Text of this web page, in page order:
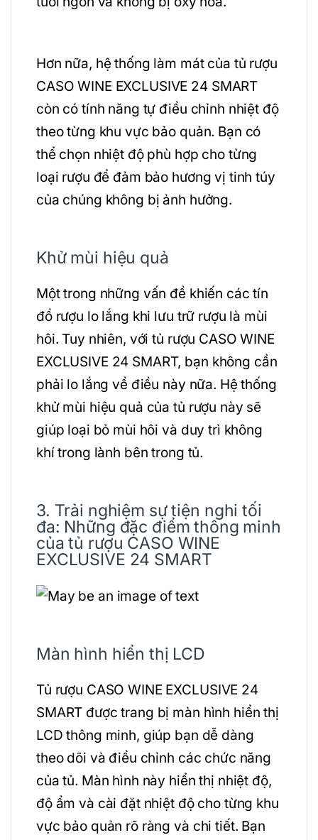
Hơn nữa, hệ thống làm mát của tủ rượu
CASO WINE EXCLUSIVE 24 SMART
còn có tính năng tự điều chỉnh nhiệt độ
theo từng khu vực bảo quản. Bạn có
thể chọn nhiệt độ phù hợp cho từng
loại rượu để đảm bảo hương vị tinh túy
của chúng không bị ảnh hưởng.
Khử mùi hiệu quả
Một trong những vấn đề khiến các tín
đồ rượu lo lắng khi lưu trữ rượu là mùi
hôi. Tuy nhiên, với tủ rượu CASO WINE
EXCLUSIVE 24 SMART, bạn không cần
phải lo lắng về điều này nữa. Hệ thống
khử mùi hiệu quả của tủ rượu này sẽ
giúp loại bỏ mùi hôi và duy trì không
khí trong lành bên trong tủ.
3. Trải nghiệm sự tiện nghi tối
đa: Những đặc điểm thông minh
của tủ rượu CASO WINE
EXCLUSIVE 24 SMART
Màn hình hiển thị LCD
Tủ rượu CASO WINE EXCLUSIVE 24
SMART được trang bị màn hình hiển thị
LCD thông minh, giúp bạn dễ dàng
theo dõi và điều chỉnh các chức năng
của tủ. Màn hình này hiển thị nhiệt độ,
độ ẩm và cài đặt nhiệt độ cho từng khu
vực bảo quản rõ ràng và chi tiết. Bạn